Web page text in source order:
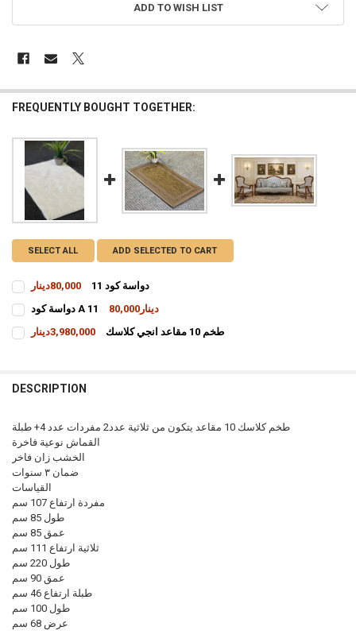
ADD TO WISH LIST
FREQUENTLY BOUGHT TOGETHER:
SELECT ALL ADD SELECTED TO CART
دواسة كود 11
80,000دينار
CURRENT
STOCK:
QUANTITY:
DECREASE QUANTITY OF دواسة كود 11
INCREASE QUANTITY OF دواسة كود 11
دواسة كود A 11
80,000دينار
CURRENT
STOCK:
QUANTITY:
طخم 10 مقاعد انجي كلاسك
3,980,000دينار
DESCRIPTION
طخم كلاسك 10 مقاعد يتكون من ثلاثية عدد2 مفردات عدد 4+ طبلة
القماش نوعية فاخرة
الخشب زان فاخر
ضمان ٣ سنوات
القياسات
مفردة ارتفاع 107 سم
طول 85 سم
عمق 85 سم
ثلاثية ارتفاع 111 سم
طول 220 سم
عمق 90 سم
طبلة ارتفاع 46 سم
طول 100 سم
عرض 68 سم